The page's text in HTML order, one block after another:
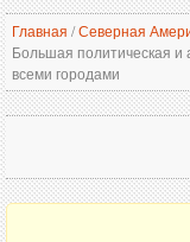
Главная /Северная
Большая политическая
всеми городами